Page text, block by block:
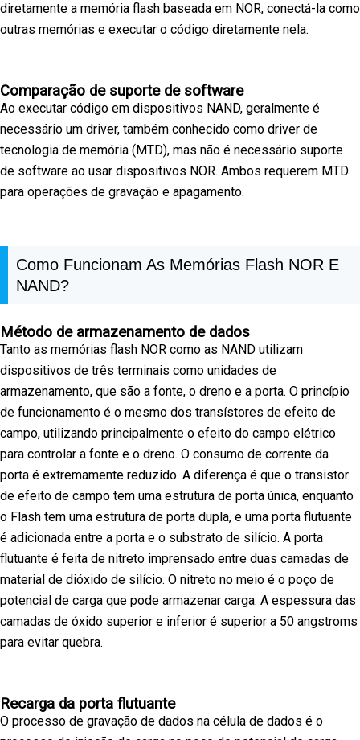
diretamente a memória flash baseada em NOR, conectá-la como
outras memórias e executar o código diretamente nela.
Comparação de suporte de software
Ao executar código em dispositivos NAND, geralmente é
necessário um driver, também conhecido como driver de
tecnologia de memória (MTD), mas não é necessário suporte
de software ao usar dispositivos NOR. Ambos requerem MTD
para operações de gravação e apagamento.
Como Funcionam As Memórias Flash NOR E
NAND?
Método de armazenamento de dados
Tanto as memórias flash NOR como as NAND utilizam
dispositivos de três terminais como unidades de
armazenamento, que são a fonte, o dreno e a porta. O princípio
de funcionamento é o mesmo dos transístores de efeito de
campo, utilizando principalmente o efeito do campo elétrico
para controlar a fonte e o dreno. O consumo de corrente da
porta é extremamente reduzido. A diferença é que o transistor
de efeito de campo tem uma estrutura de porta única, enquanto
o Flash tem uma estrutura de porta dupla, e uma porta flutuante
é adicionada entre a porta e o substrato de silício. A porta
flutuante é feita de nitreto imprensado entre duas camadas de
material de dióxido de silício. O nitreto no meio é o poço de
potencial de carga que pode armazenar carga. A espessura das
camadas de óxido superior e inferior é superior a 50 angstroms
para evitar quebra.
Recarga da porta flutuante
O processo de gravação de dados na célula de dados é o